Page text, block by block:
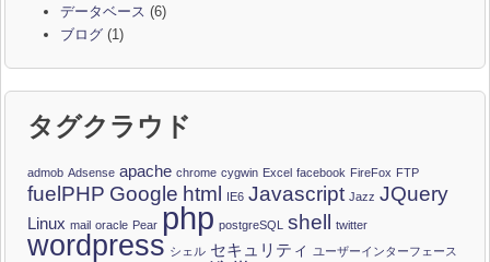
データベース (6)
ブログ(1)
タグクラウド
admob Adsense apache chrome cygwin Excel facebook FireFox FTP
fuelPHP Google html IE6 Javascript Jazz JQuery
Linux mail oracle Pear php postgreSQL shell twitter
wordpress シェル セキュリティ ユーザーインターフェース